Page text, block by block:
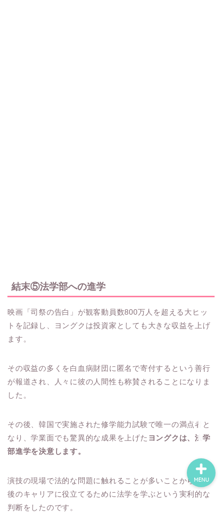
結末⑤法学部への進学
映画「司祭の告白」が観客動員数800万人を超える大ヒッ
トを記録し、ヨングクは投資家としても大きな収益を上げ
ます。
その収益の多くを白血病財団に匿名で寄付するという善行
が報道され、人々に彼の人間性も称賛されることになりま
した。
その後、韓国で実施された修学能力試験で唯一の満点者と
なり、学業面でも驚異的な成果を上げた ヨングクは、法学
部進学を決意します。
演技の現場で法的な問題に触れることが多いことから、今
後のキャリアに役立てるために法学を学ぶという実利的な
判断をしたのです。
MENU
ホーム
無料で読める漫画・小説